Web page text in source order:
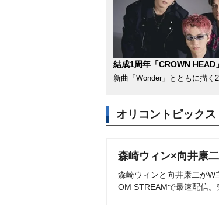
結成1周年「CROWN HEAD
新曲「Wonder」とともに描く
オリコントピックス
森崎ウィン×向井康
森崎ウィンと向井康二が
OM STREAMで最速配信。